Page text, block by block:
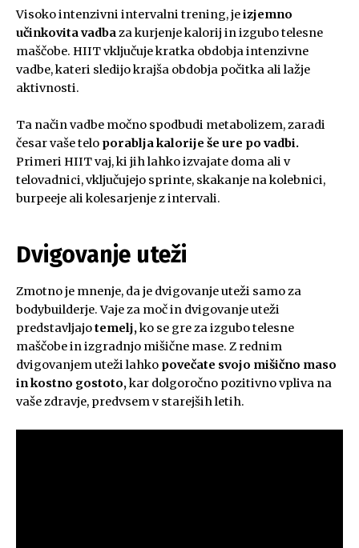
Visoko intenzivni intervalni trening, jeizjemno
učinkovita vadba za kurjenje kalorij in izgubo telesne
maščobe. HIIT vključuje kratka obdobja intenzivne
vadbe, kateri sledijo krajša obdobja počitka ali lažje
aktivnosti.
Ta način vadbe močno spodbudi metabolizem, zaradi
česar vaše telo porablja kalorije še ure po vadbi.
Primeri HIIT vaj, ki jih lahko izvajate doma ali v
telovadnici, vključujejo sprinte, skakanje na kolebnici,
burpeeje ali kolesarjenje z intervali.
Dvigovanje uteži
Zmotno je mnenje, da je dvigovanje uteži samo za
bodybuilderje. Vaje za moč in dvigovanje uteži
predstavljajotemelj, ko se gre za izgubo telesne
maščobe in izgradnjo mišične mase. Z rednim
dvigovanjem uteži lahko povečate svojo mišično maso
in kostno gostoto, kar dolgoročno pozitivno vpliva na
vaše zdravje, predvsem v starejših letih.